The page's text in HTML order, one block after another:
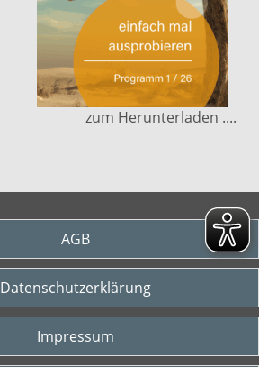
zum Herunterladen ....
AGB
Datenschutzerklärung
Impressum